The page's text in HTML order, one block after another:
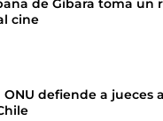
cine
ONU defiende a jueces